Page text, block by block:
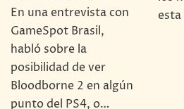
En una entrevista con
GameSpot Brasil,
habló sobre la
posibilidad de ver
Bloodborne 2 en algún
punto del PS4, o…